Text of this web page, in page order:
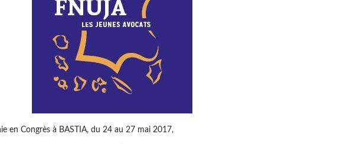
en Congrès à BASTIA, du 24 au 27 mai 2017,